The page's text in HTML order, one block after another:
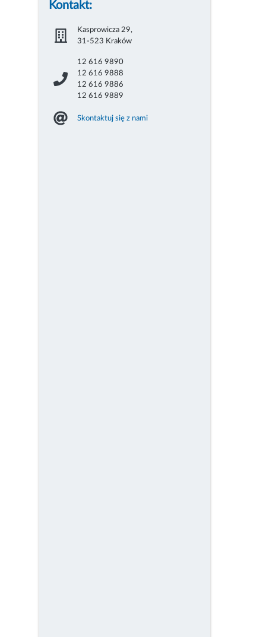
Kontakt:
Kasprowicza 29,
31-523 Kraków
12 616 9890
12 616 9888
12 616 9886
12 616 9889
Skontaktuj się z nami